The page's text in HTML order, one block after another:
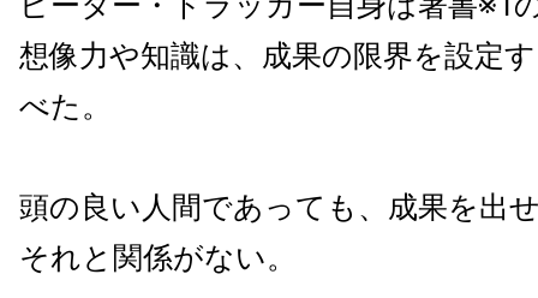
想像力や知識は、成果の限界を設定
べた。
頭の良い人間であっても、成果を出
それと関係がない。